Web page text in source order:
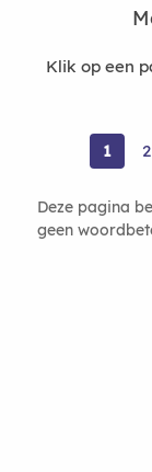
Klik op een
1 2
Deze pagina
geen